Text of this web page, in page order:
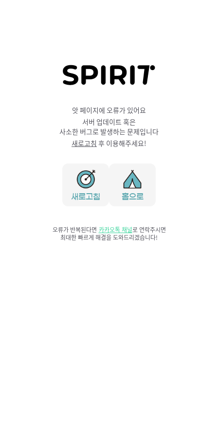
앗 페이지에 오류가 있어요
서버 업데이트 혹은
사소한 버그로 발생하는 문제입니다
새로고침 후 이용해주세요!
새로고침 홈으로
오류가 반복된다면 카카오톡 채널로 연락주시면
최대한 빠르게 해결을 도와드리겠습니다!